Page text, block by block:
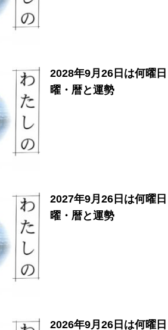
2028年9月26日は何曜
曜・暦と運勢
2027年9月26日は何曜
曜・暦と運勢
2026年9月26日は何曜